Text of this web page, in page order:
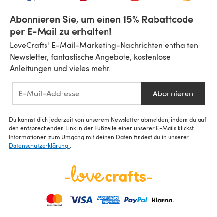
Abonnieren Sie, um einen 15% Rabattcode
per E-Mail zu erhalten!
LoveCrafts' E-Mail-Marketing-Nachrichten enthalten
Newsletter, fantastische Angebote, kostenlose
Anleitungen und vieles mehr.
Abonnieren
Du kannst dich jederzeit von unserem Newsletter abmelden, indem du auf
den entsprechenden Link in der Fußzeile einer unserer E-Mails klickst.
Informationen zum Umgang mit deinen Daten findest du in unserer
Datenschutzerklärung